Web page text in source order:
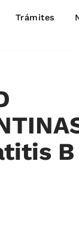
Trámites
B